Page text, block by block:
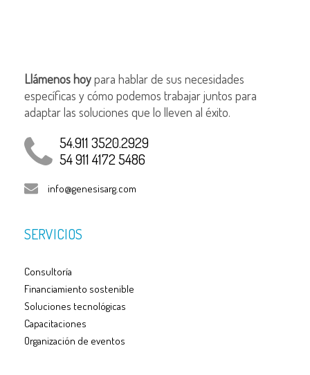
Llámenos hoypara hablar de sus necesidades
específicas y cómo podemos trabajar juntos para
adaptar las soluciones que lo lleven al éxito.
54.911 3520.2929
54 911 4172 5486
info@genesisarg.com
SERVICIOS
Consultoría
Financiamiento sostenible
Soluciones tecnológicas
Capacitaciones
Organización de eventos